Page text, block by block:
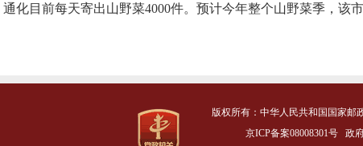
化目前每天寄出山野菜4000件。预计今年整个山野菜季，该
版权所有：中华人民共和国国家邮
京ICP备案08008301号
政